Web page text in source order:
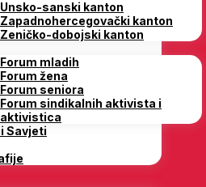
Unsko-sanski kanton
Zapadnohercegovački kanton
Zeničko-dobojski kanton
Forum mladih
Forum žena
Forum seniora
Forum sindikalnih aktivista i
aktivistica
Savjeti